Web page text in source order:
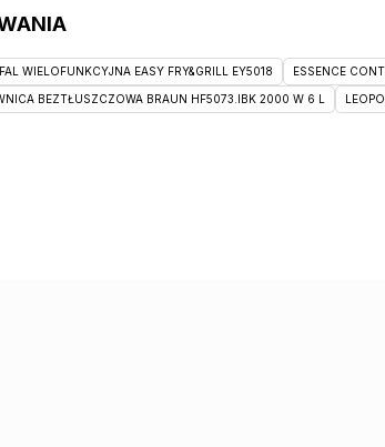
WIELOFUNKCYJNA EASY FRY&GRILL EY5018 ESSENCE
BEZTŁUSZCZOWA BRAUN HF5073.IBK 2000 W 6 L